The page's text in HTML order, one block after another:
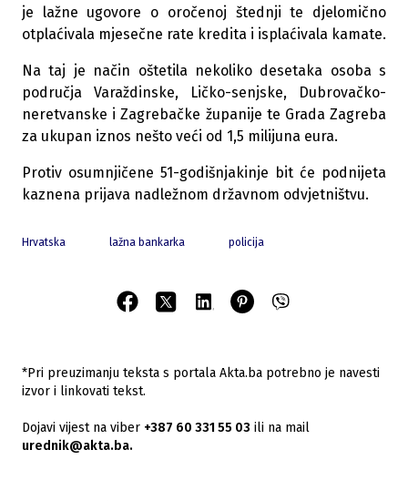
je lažne ugovore o oročenoj štednji te djelomično
otplaćivala mjesečne rate kredita i isplaćivala kamate.
Na taj je način oštetila nekoliko desetaka osoba s
područja Varaždinske, Ličko-senjske, Dubrovačko-
neretvanske i Zagrebačke županije te Grada Zagreba
za ukupan iznos nešto veći od 1,5 milijuna eura.
Protiv osumnjičene 51-godišnjakinje bit će podnijeta
kaznena prijava nadležnom državnom odvjetništvu.
Hrvatska lažna bankarka policija
*Pri preuzimanju teksta s portala Akta.ba potrebno je navesti
izvor i linkovati tekst.
Dojavi vijest na viber +387 60 331 55 03 ili na mail
urednik@akta.ba.